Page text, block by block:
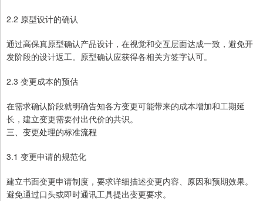
2.2 原型设计的确认
通过高保真原型确认产品设计，在视觉和交互层面达成一致，避免开
发阶段的设计返工。原型确认应获得各相关方签字认可。
2.3 变更成本的预估
在需求确认阶段就明确告知各方变更可能带来的成本增加和工期延
长，建立变更需要付出代价的共识。
三、变更处理的标准流程
3.1 变更申请的规范化
建立书面变更申请制度，要求详细描述变更内容、原因和预期效果。
避免通过口头或即时通讯工具提出变更要求。